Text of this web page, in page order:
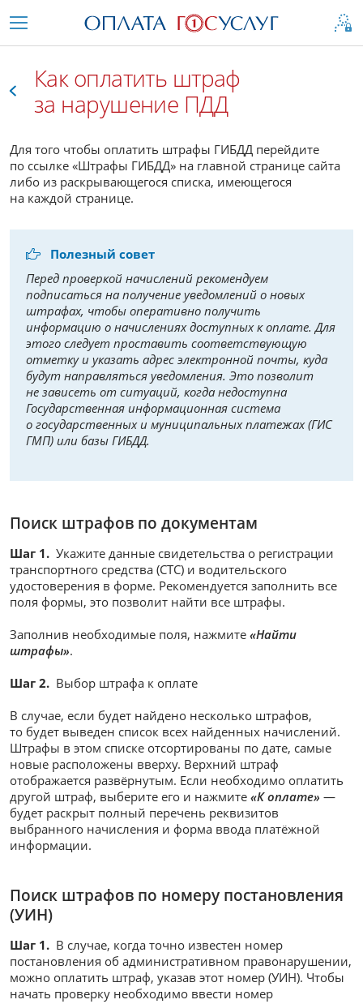
это
работает
Как оплатить штраф
за нарушение ПДД
Для того чтобы оплатить штрафы ГИБДД перейдите
по ссылке «Штрафы ГИБДД» на главной странице сайта
либо из раскрывающегося списка, имеющегося
на каждой странице.
Полезный совет
Перед проверкой начислений рекомендуем
подписаться на получение уведомлений о новых
штрафах, чтобы оперативно получить
информацию о начислениях доступных к оплате. Для
этого следует проставить соответствующую
отметку и указать адрес электронной почты, куда
будут направляться уведомления. Это позволит
не зависеть от ситуаций, когда недоступна
Государственная информационная система
о государственных и муниципальных платежах (ГИС
ГМП) или базы ГИБДД.
Поиск штрафов по документам
Шаг 1. Укажите данные свидетельства о регистрации
транспортного средства (СТС) и водительского
удостоверения в форме. Рекомендуется заполнить все
поля формы, это позволит найти все штрафы.
Заполнив необходимые поля, нажмите «Найти
штрафы».
Шаг 2. Выбор штрафа к оплате
В случае, если будет найдено несколько штрафов,
то будет выведен список всех найденных начислений.
Штрафы в этом списке отсортированы по дате, самые
новые расположены вверху. Верхний штраф
отображается развёрнутым. Если необходимо оплатить
другой штраф, выберите его и нажмите «К оплате» —
будет раскрыт полный перечень реквизитов
выбранного начисления и форма ввода платёжной
информации.
Поиск штрафов по номеру постановления
(УИН)
Шаг 1. В случае, когда точно известен номер
постановления об административном правонарушении,
можно оплатить штраф, указав этот номер (УИН). Чтобы
начать проверку необходимо ввести номер